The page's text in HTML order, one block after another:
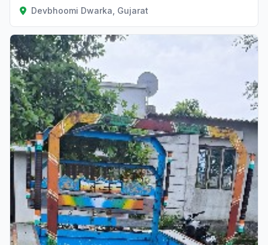
Devbhoomi Dwarka, Gujarat